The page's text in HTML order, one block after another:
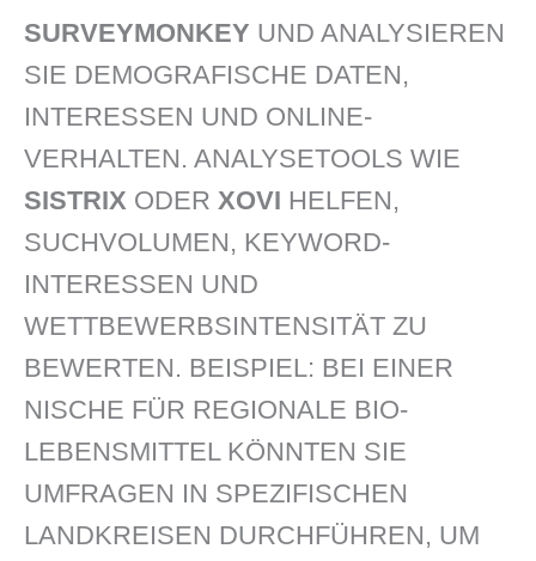
SURVEYMONKEY UND ANALYSIEREN
SIE DEMOGRAFISCHE DATEN,
INTERESSEN UND ONLINE-
VERHALTEN. ANALYSETOOLS WIE
SISTRIX ODER XOVI HELFEN,
SUCHVOLUMEN, KEYWORD-
INTERESSEN UND
WETTBEWERBSINTENSITÄT ZU
BEWERTEN. BEISPIEL: BEI EINER
NISCHE FÜR REGIONALE BIO-
LEBENSMITTEL KÖNNTEN SIE
UMFRAGEN IN SPEZIFISCHEN
LANDKREISEN DURCHFÜHREN, UM